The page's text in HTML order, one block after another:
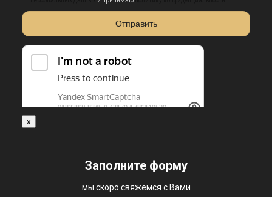
x
Заполните форму
мы скоро свяжемся с Вами